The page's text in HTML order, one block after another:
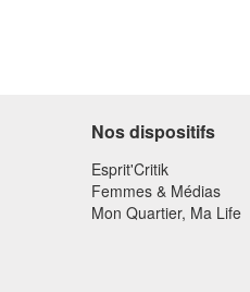
Nos dispositifs
Esprit'Critik
Femmes & Médias
Mon Quartier, Ma Life